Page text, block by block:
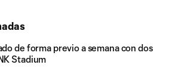
de forma previo a semana con dos
Stadium